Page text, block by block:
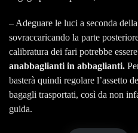
– Adeguare le luci a seconda
sovraccaricando la parte
calibratura dei fari potrebbe
anabbaglianti in abbaglianti.
basterà quindi regolare l’assetto
bagagli trasportati, così da non
guida.